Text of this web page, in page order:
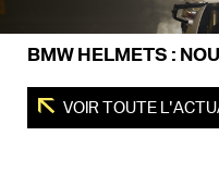
ÉQUIPEMENT DU
BMW HELMETS :
VOIR TOUTE